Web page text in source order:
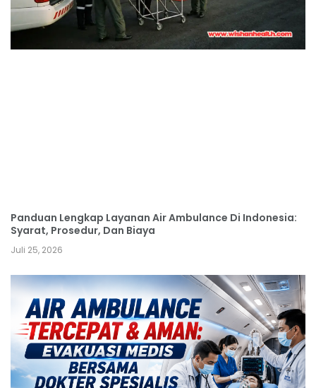
Panduan Lengkap Layanan Air Ambulance Di Indonesia:
Syarat, Prosedur, Dan Biaya
Juli 25, 2026